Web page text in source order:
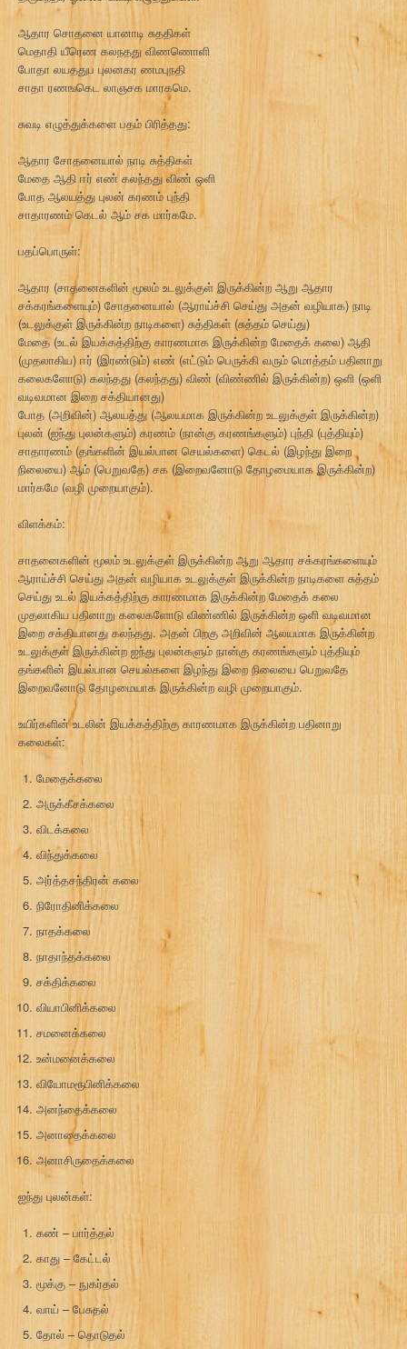
ஆதார சொதனை யானாடி சுததிகள்
மெதாதி யீரெண கலநதது விணணொளி
போதா லயததுப புலனகர ணமபுநதி
சாதா ரணஙகெட லாஞசக மாரகமெ.
சுவடி எழுத்துக்களை பதம் பிரித்தது:
ஆதார சோதனையால் நாடி சுத்திகள்
மேதை ஆதி ஈர் எண் கலந்தது விண் ஒளி
போத ஆலயத்து புலன் கரணம் புந்தி
சாதாரணம் கெடல் ஆம் சக மார்கமே.
பதப்பொருள்:
ஆதார (சாதனைகளின் மூலம் உடலுக்குள் இருக்கின்ற ஆறு ஆதார
சக்கரங்களையும்) சோதனையால் (ஆராய்ச்சி செய்து அதன் வழியாக) நாடி
(உடலுக்குள் இருக்கின்ற நாடிகளை) சுத்திகள் (சுத்தம் செய்து)
மேதை (உடல் இயக்கத்திற்கு காரணமாக இருக்கின்ற மேதைக் கலை) ஆதி
(முதலாகிய) ஈர் (இரண்டும்) எண் (எட்டும் பெருக்கி வரும் மொத்தம் பதினாறு
கலைகளோடு) கலந்தது (கலந்தது) விண் (விண்ணில் இருக்கின்ற) ஒளி (ஒளி
வடிவமான இறை சக்தியானது)
போத (அறிவின்) ஆலயத்து (ஆலயமாக இருக்கின்ற உடலுக்குள் இருக்கின்ற)
புலன் (ஐந்து புலன்களும்) கரணம் (நான்கு கரணங்களும்) புந்தி (புத்தியும்)
சாதாரணம் (தங்களின் இயல்பான செயல்களை) கெடல் (இழந்து இறை
நிலையை) ஆம் (பெறுவதே) சக (இறைவனோடு தோழமையாக இருக்கின்ற)
மார்கமே (வழி முறையாகும்).
விளக்கம்:
சாதனைகளின் மூலம் உடலுக்குள் இருக்கின்ற ஆறு ஆதார சக்கரங்களையும்
ஆராய்ச்சி செய்து அதன் வழியாக உடலுக்குள் இருக்கின்ற நாடிகளை சுத்தம்
செய்து உடல் இயக்கத்திற்கு காரணமாக இருக்கின்ற மேதைக் கலை
முதலாகிய பதினாறு கலைகளோடு விண்ணில் இருக்கின்ற ஒளி வடிவமான
இறை சக்தியானது கலந்தது. அதன் பிறகு அறிவின் ஆலயமாக இருக்கின்ற
உடலுக்குள் இருக்கின்ற ஐந்து புலன்களும் நான்கு கரணங்களும் புத்தியும்
தங்களின் இயல்பான செயல்களை இழந்து இறை நிலையை பெறுவதே
இறைவனோடு தோழமையாக இருக்கின்ற வழி முறையாகும்.
உயிர்களின் உடலின் இயக்கத்திற்கு காரணமாக இருக்கின்ற பதினாறு
கலைகள்:
மேதைக்கலை
அருக்கீசக்கலை
விடக்கலை
விந்துக்கலை
அர்த்தசந்திரன் கலை
நிரோதினிக்கலை
நாதக்கலை
நாதாந்தக்கலை
சக்திக்கலை
வியாபினிக்கலை
சமனைக்கலை
உன்மனைக்கலை
வியோமரூபினிக்கலை
அனந்தைக்கலை
அனாதைக்கலை
அனாசிருதைக்கலை
ஐந்து புலன்கள்:
கண் – பார்த்தல்
காது – கேட்டல்
மூக்கு – நுகர்தல்
வாய் – பேசுதல்
தோல் – தொடுதல்